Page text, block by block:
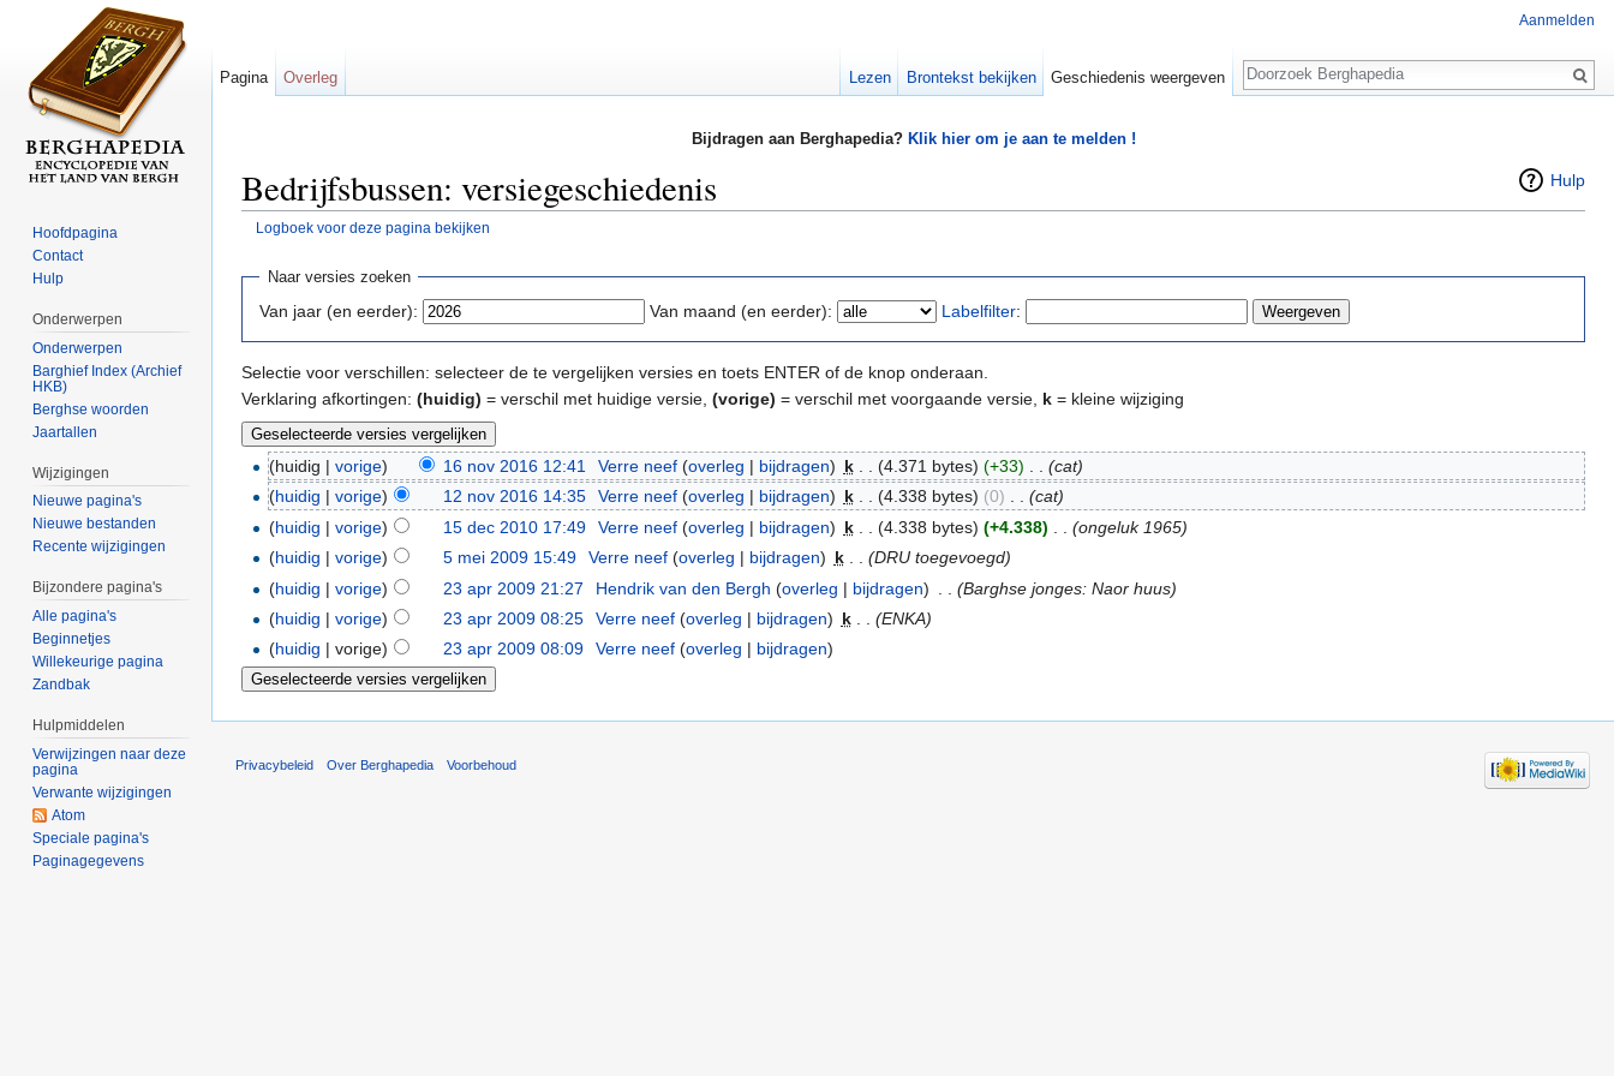
Bijdragen aan Berghapedia? Klik hier om je aan te melden !
Hulp
Bedrijfsbussen: versiegeschiedenis
Logboek voor deze pagina bekijken
Naar versies zoeken
Van jaar (en eerder): Van maand (en eerder): Labelfilter:
Selectie voor verschillen: selecteer de te vergelijken versies en toets ENTER of de knop onderaan.
Verklaring afkortingen: (huidig) = verschil met huidige versie, (vorige) = verschil met voorgaande versie, k = kleine wijziging
(huidig |vorige) 16 nov 2016 12:41 Verre neef (overleg | bijdragen) k (4.371 bytes) (+33)
(cat)
(huidig |vorige) 12 nov 2016 14:35 Verre neef (overleg | bijdragen) k . . (4.338 bytes) (0) . . (cat)
(huidig |vorige) 15 dec 2010 17:49 Verre neef (overleg | bijdragen) k (4.338 bytes) (+4.338)
(ongeluk 1965)
(huidig |vorige) 5 mei 2009 15:49 Verre neef (overleg | bijdragen) k
(DRU toegevoegd)
(huidig |vorige) 23 apr 2009 21:27 Hendrik van den Bergh (overleg | bijdragen)
(Barghse jonges: Naor huus)
(huidig |vorige) 23 apr 2009 08:25 Verre neef (overleg | bijdragen) k
(ENKA)
(huidig | vorige) 23 apr 2009 08:09 Verre neef (overleg | bijdragen)
Aanmelden
Pagina Overleg Lezen Brontekst bekijken Geschiedenis weergeven
Zoeken
Hoofdpagina
Contact
Hulp
Onderwerpen
Onderwerpen
Barghief Index (Archief
HKB)
Berghse woorden
Jaartallen
Wijzigingen
Nieuwe pagina's
Nieuwe bestanden
Recente wijzigingen
Bijzondere pagina's
Alle pagina's
Beginnetjes
Willekeurige pagina
Zandbak
Hulpmiddelen
Verwijzingen naar deze
pagina
Verwante wijzigingen
Atom
Speciale pagina's
Paginagegevens
Privacybeleid Over Berghapedia Voorbehoud